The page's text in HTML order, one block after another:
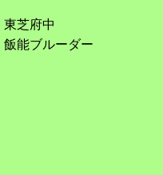
東芝府中
飯能ブルーダー